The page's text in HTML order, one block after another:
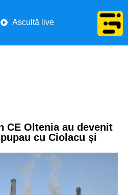
Ascultă live
CE Oltenia au devenit
cu Ciolacu și